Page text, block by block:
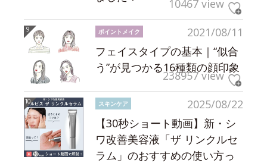
10467 view
2021/08/11
ポイントメイク
フェイスタイプの基本｜“似合
う”が見つかる16種類の顔印象
238957 view
2025/08/22
スキンケア
【30秒ショート動画】新・シ
ワ改善美容液「ザ リンクルセ
ラム」のおすすめの使い方っ